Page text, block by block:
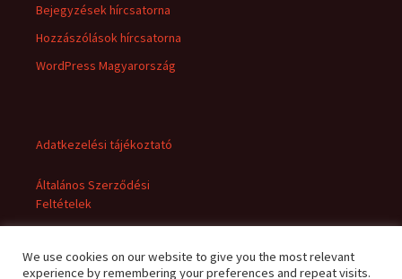
Bejegyzések hírcsatorna
Hozzászólások hírcsatorna
WordPress Magyarország
Adatkezelési tájékoztató
Általános Szerződési
Feltételek
We use cookies on our website to give you the most relevant
experience by remembering your preferences and repeat visits.